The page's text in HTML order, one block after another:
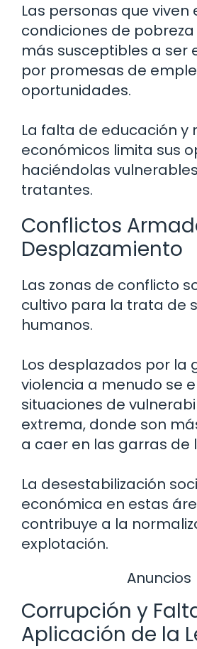
Las personas que viven
condiciones de
más susceptibles a ser
por promesas de
oportunidades.
La falta de educación y
económicos limita sus
haciéndolas
tratantes.
Conflictos
Desplazamiento
Las zonas de conflicto
cultivo para la trata de
humanos.
Los desplazados por la
violencia a menudo se
situaciones de
extrema, donde son
a caer en las garras de
La desestabilización
económica en estas
contribuye a la
explotación.
Anuncios
Corrupción y
Aplicación de la